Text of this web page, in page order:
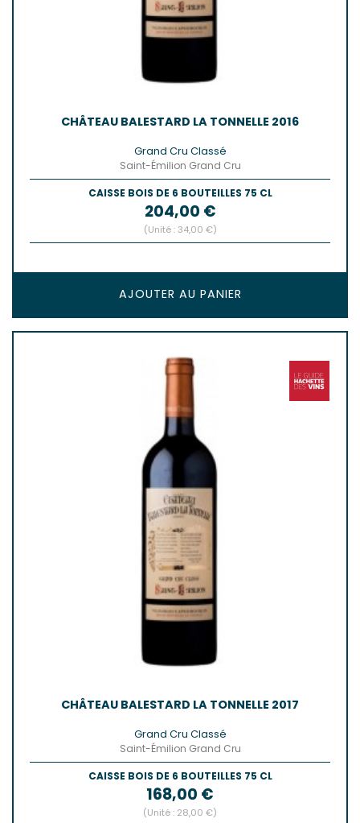
CHÂTEAU BALESTARD LA TONNELLE 2016
Grand Cru Classé
Saint-Émilion Grand Cru
CAISSE BOIS DE 6 BOUTEILLES 75 CL
Prix
204,00 €
(Unité : 34,00 €)
AJOUTER AU PANIER
CHÂTEAU BALESTARD LA TONNELLE 2017
Grand Cru Classé
Saint-Émilion Grand Cru
CAISSE BOIS DE 6 BOUTEILLES 75 CL
Prix
168,00 €
(Unité : 28,00 €)